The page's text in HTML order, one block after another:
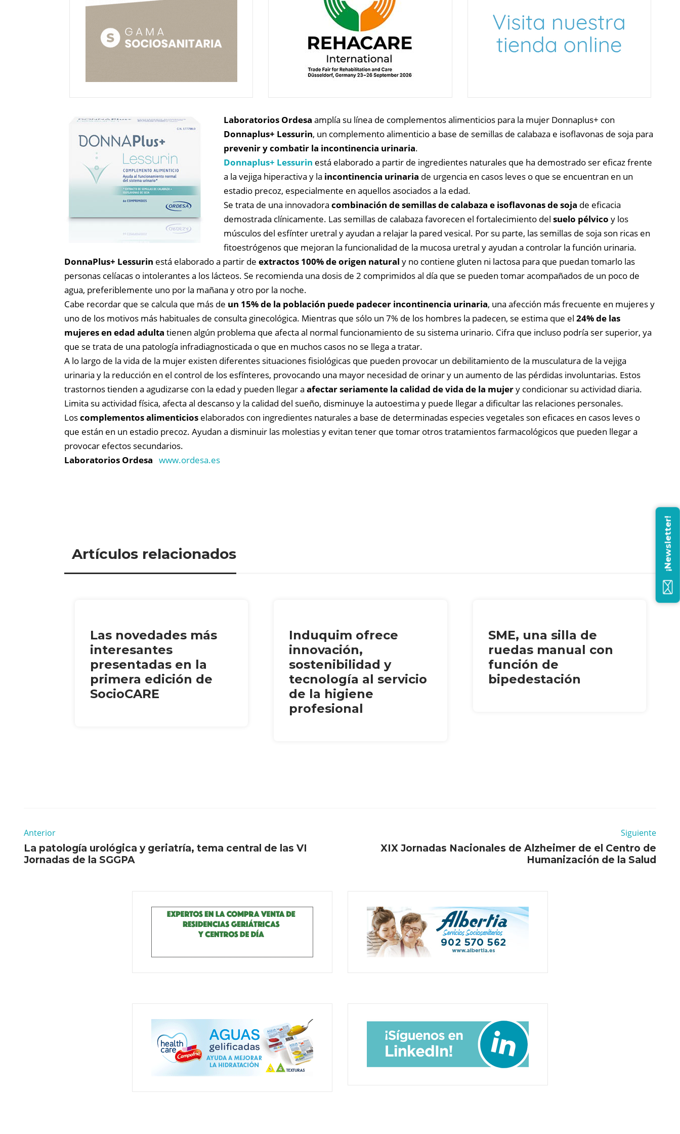
Laboratorios Ordesa amplía su línea de complementos alimenticios para la mujer Donnaplus+ con
Donnaplus+ Lessurin, un complemento alimenticio a base de semillas de calabaza e isoflavonas de soja para
prevenir y combatir la incontinencia urinaria.
Donnaplus+ Lessurin está elaborado a partir de ingredientes naturales que ha demostrado ser eficaz frente
a la vejiga hiperactiva y la incontinencia urinaria de urgencia en casos leves o que se encuentran en un
estadio precoz, especialmente en aquellos asociados a la edad.
Se trata de una innovadora combinación de semillas de calabaza e isoflavonas de soja de eficacia
demostrada clínicamente. Las semillas de calabaza favorecen el fortalecimiento del suelo pélvico y los
músculos del esfínter uretral y ayudan a relajar la pared vesical. Por su parte, las semillas de soja son ricas en
fitoestrógenos que mejoran la funcionalidad de la mucosa uretral y ayudan a controlar la función urinaria.
DonnaPlus+ Lessurin está elaborado a partir de extractos 100% de origen natural y no contiene gluten ni lactosa para que puedan tomarlo las
personas celíacas o intolerantes a los lácteos. Se recomienda una dosis de 2 comprimidos al día que se pueden tomar acompañados de un poco de
agua, preferiblemente uno por la mañana y otro por la noche.
Cabe recordar que se calcula que más de un 15% de la población puede padecer incontinencia urinaria, una afección más frecuente en mujeres y
uno de los motivos más habituales de consulta ginecológica. Mientras que sólo un 7% de los hombres la padecen, se estima que el 24% de las
mujeres en edad adulta tienen algún problema que afecta al normal funcionamiento de su sistema urinario. Cifra que incluso podría ser superior, ya
que se trata de una patología infradiagnosticada o que en muchos casos no se llega a tratar.
A lo largo de la vida de la mujer existen diferentes situaciones fisiológicas que pueden provocar un debilitamiento de la musculatura de la vejiga
urinaria y la reducción en el control de los esfínteres, provocando una mayor necesidad de orinar y un aumento de las pérdidas involuntarias. Estos
trastornos tienden a agudizarse con la edad y pueden llegar a afectar seriamente la calidad de vida de la mujery condicionar su actividad diaria.
Limita su actividad física, afecta al descanso y la calidad del sueño, disminuye la autoestima y puede llegar a dificultar las relaciones personales.
Loscomplementos alimenticios elaborados con ingredientes naturales a base de determinadas especies vegetales son eficaces en casos leves o
que están en un estadio precoz. Ayudan a disminuir las molestias y evitan tener que tomar otros tratamientos farmacológicos que pueden llegar a
provocar efectos secundarios.
Laboratorios Ordesa www.ordesa.es
Artículos relacionados
Las novedades más
interesantes
presentadas en la
primera edición de
SocioCARE
Induquim ofrece
innovación,
sostenibilidad y
tecnología al servicio
de la higiene
profesional
SME, una silla de
ruedas manual con
función de
bipedestación
Anterior
La patología urológica y geriatría, tema central de las VI
Jornadas de la SGGPA
Siguiente
XIX Jornadas Nacionales de Alzheimer de el Centro de
Humanización de la Salud
¡Newsletter!